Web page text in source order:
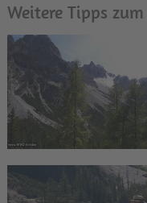
Weitere Tipps